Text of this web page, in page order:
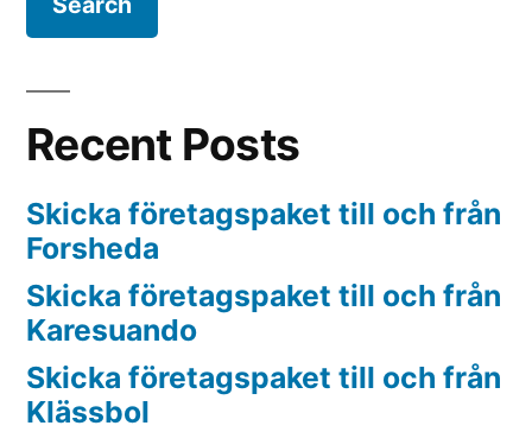
Recent Posts
Skicka företagspaket till och från
Forsheda
Skicka företagspaket till och från
Karesuando
Skicka företagspaket till och från
Klässbol